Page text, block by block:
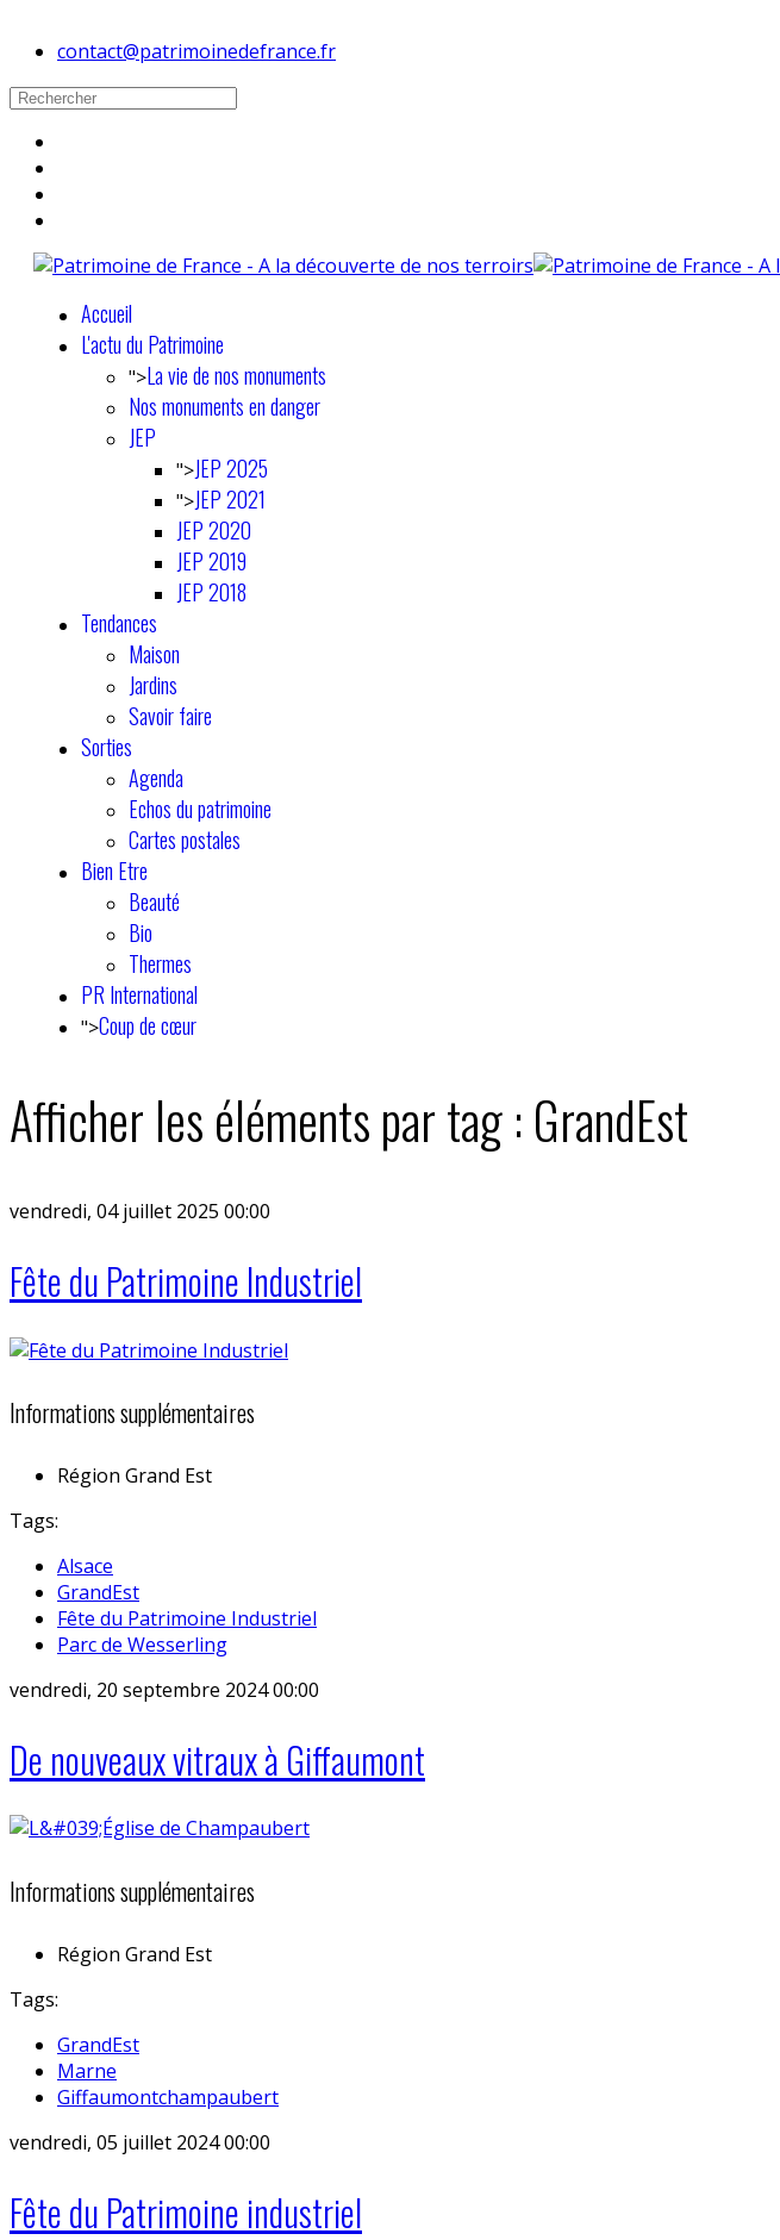
contact@patrimoinedefrance.fr
Accueil
L'actu du Patrimoine
">La vie de nos monuments
Nos monuments en danger
JEP
">JEP 2025
">JEP 2021
JEP 2020
JEP 2019
JEP 2018
Tendances
Maison
Jardins
Savoir faire
Sorties
Agenda
Echos du patrimoine
Cartes postales
Bien Etre
Beauté
Bio
Thermes
PR International
">Coup de cœur
Afficher les éléments par tag : GrandEst
vendredi, 04 juillet 2025 00:00
Fête du Patrimoine Industriel
Informations supplémentaires
Région Grand Est
Tags:
Alsace
GrandEst
Fête du Patrimoine Industriel
Parc de Wesserling
vendredi, 20 septembre 2024 00:00
De nouveaux vitraux à Giffaumont
Informations supplémentaires
Région Grand Est
Tags:
GrandEst
Marne
Giffaumontchampaubert
vendredi, 05 juillet 2024 00:00
Fête du Patrimoine industriel